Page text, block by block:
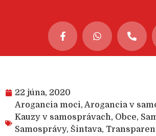
22 júna, 2020
Arogancia moci, Arogancia v
Kauzy v samosprávach, Obce,
Samosprávy, Šintava,